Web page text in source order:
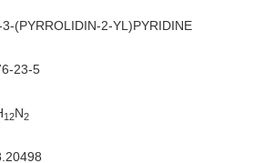
3-(PYRROLIDIN-2-YL)PYRIDINE
23-5
12N2